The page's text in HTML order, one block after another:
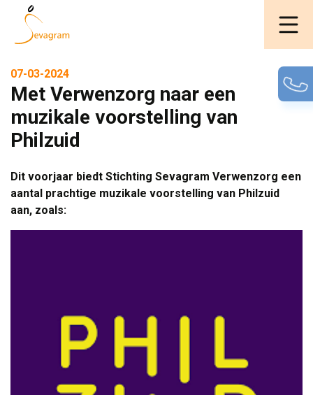
07-03-2024
Met Verwenzorg naar een
muzikale voorstelling van
Philzuid
Dit voorjaar biedt Stichting Sevagram Verwenzorg een
aantal prachtige muzikale voorstelling van Philzuid
aan, zoals: